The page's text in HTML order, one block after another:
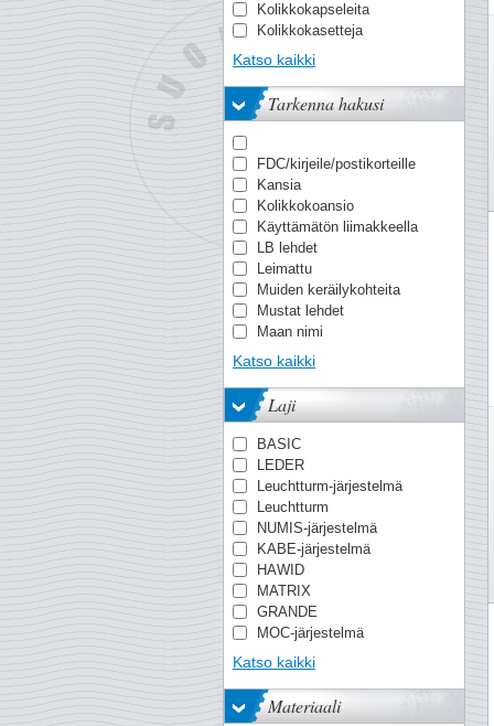
Kolikkokapseleita
Kolikkokasetteja
Kolikkokehyksiä
Kolikko-kirjeitä
Kolikkoluettelo
Kolikkolaatikoita
Lahjapakkauksia
Lehtisarja (sis. useita
vuosia
Lisälehdet (yksittäiset
vuodet
Maksimikortit
Mission-kilotavaraa
Pergamiinikuoria
Pienoisarkkkeja
Postikortin
Postimerkkejä/sarjoja
Postimerkkiluettelo
Postimerkkivihkoja
Postin sinetöimää
kilotavaraa
Prestige-vihkoja
Puhdistus
Vesileimanetsijä
Vuosikirjoja
Vuosilajitelmia
Yksittäisiä
postimerkkejä/sarj
Katso kaikki
Tarkenna hakusi
FDC/kirjeile/postikorteille
Kansia
Kolikkokoansio
Käyttämätön liimakkeella
LB lehdet
Leimattu
Muiden keräilykohteita
Mustat lehdet
Maan nimi
Neutraali lehtiä
Normal (ilman
suojataskuja)
Otsikko vaakuna
Postituore
Rengaskannet
Setelikansioita
SF (suojataskuilla)
Suojakotelo
Katso kaikki
Laji
BASIC
LEDER
Leuchtturm-järjestelmä
Leuchtturm
NUMIS-järjestelmä
KABE-järjestelmä
HAWID
MATRIX
GRANDE
MOC-järjestelmä
TACK
PREMIUM
OPTIMA-järjestelmä
Quadrum
Katso kaikki
Materiaali